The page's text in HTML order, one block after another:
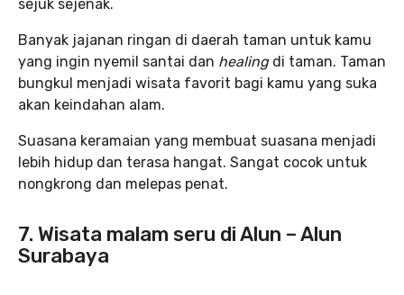
sejuk sejenak.
Banyak jajanan ringan di daerah taman untuk kamu
yang ingin nyemil santai dan healingdi taman. Taman
bungkul menjadi wisata favorit bagi kamu yang suka
akan keindahan alam.
Suasana keramaian yang membuat suasana menjadi
lebih hidup dan terasa hangat. Sangat cocok untuk
nongkrong dan melepas penat.
7. Wisata malam seru di Alun – Alun
Surabaya